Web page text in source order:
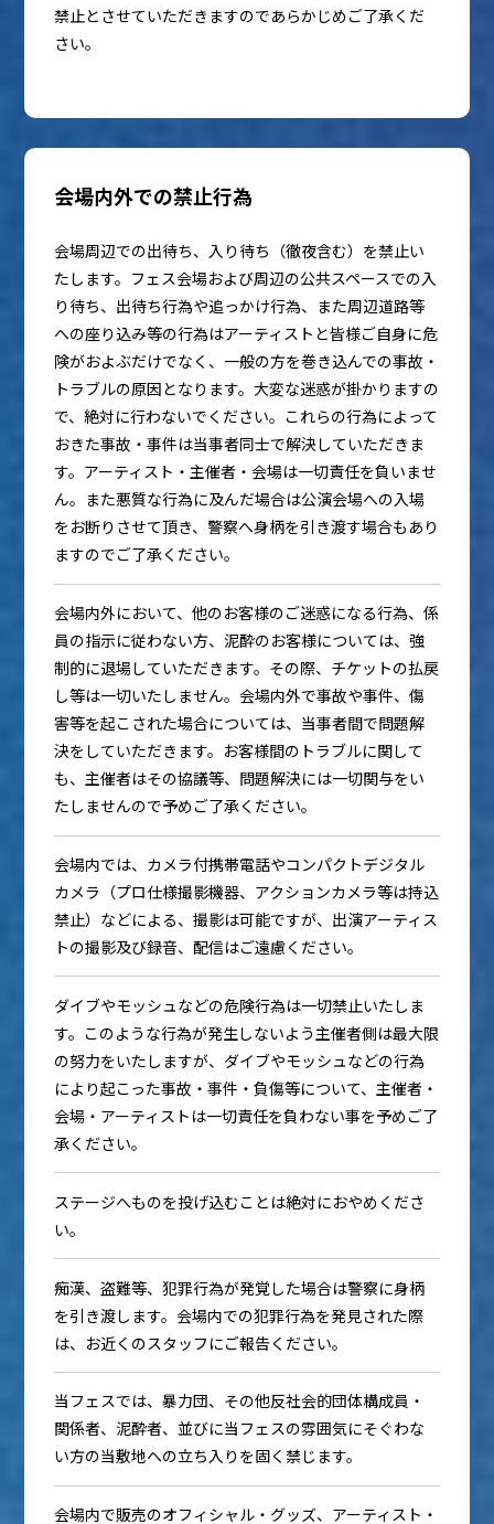
禁止とさせていただきますのであらかじめご了承くだ
さい。
会場内外での禁止行為
会場周辺での出待ち、入り待ち（徹夜含む）を禁止い
たします。フェス会場および周辺の公共スペースでの入
り待ち、出待ち行為や追っかけ行為、また周辺道路等
への座り込み等の行為はアーティストと皆様ご自身に危
険がおよぶだけでなく、一般の方を巻き込んでの事故・
トラブルの原因となります。大変な迷惑が掛かりますの
で、絶対に行わないでください。これらの行為によって
おきた事故・事件は当事者同士で解決していただきま
す。アーティスト・主催者・会場は一切責任を負いませ
ん。また悪質な行為に及んだ場合は公演会場への入場
をお断りさせて頂き、警察へ身柄を引き渡す場合もあり
ますのでご了承ください。
会場内外において、他のお客様のご迷惑になる行為、係
員の指示に従わない方、泥酔のお客様については、強
制的に退場していただきます。その際、チケットの払戻
し等は一切いたしません。会場内外で事故や事件、傷
害等を起こされた場合については、当事者間で問題解
決をしていただきます。お客様間のトラブルに関して
も、主催者はその協議等、問題解決には一切関与をい
たしませんので予めご了承ください。
会場内では、カメラ付携帯電話やコンパクトデジタル
カメラ（プロ仕様撮影機器、アクションカメラ等は持込
禁止）などによる、撮影は可能ですが、出演アーティス
トの撮影及び録音、配信はご遠慮ください。
ダイブやモッシュなどの危険行為は一切禁止いたしま
す。このような行為が発生しないよう主催者側は最大限
の努力をいたしますが、ダイブやモッシュなどの行為
により起こった事故・事件・負傷等について、主催者・
会場・アーティストは一切責任を負わない事を予めご了
承ください。
ステージへものを投げ込むことは絶対におやめくださ
い。
痴漢、盗難等、犯罪行為が発覚した場合は警察に身柄
を引き渡します。会場内での犯罪行為を発見された際
は、お近くのスタッフにご報告ください。
当フェスでは、暴力団、その他反社会的団体構成員・
関係者、泥酔者、並びに当フェスの雰囲気にそぐわな
い方の当敷地への立ち入りを固く禁じます。
会場内で販売のオフィシャル・グッズ、アーティスト・